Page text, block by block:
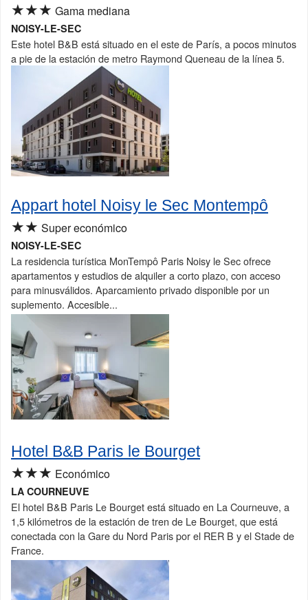
★★★ Gama mediana
NOISY-LE-SEC
Este hotel B&B está situado en el este de París, a pocos minutos
a pie de la estación de metro Raymond Queneau de la línea 5.
Appart hotel Noisy le Sec Montempô
★★ Super económico
NOISY-LE-SEC
La residencia turística MonTempô Paris Noisy le Sec ofrece
apartamentos y estudios de alquiler a corto plazo, con acceso
para minusválidos. Aparcamiento privado disponible por un
suplemento. Accesible...
Hotel B&B Paris le Bourget
★★★ Económico
LA COURNEUVE
El hotel B&B Paris Le Bourget está situado en La Courneuve, a
1,5 kilómetros de la estación de tren de Le Bourget, que está
conectada con la Gare du Nord Paris por el RER B y el Stade de
France.